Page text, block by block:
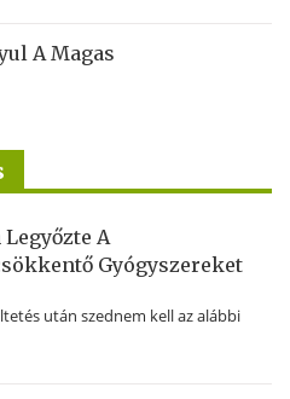
A Magas
A
Gyógyszereket
után szednem kell az alábbi